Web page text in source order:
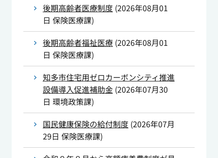
後期高齢者医療制度 (2026年08月01
日 保険医療課)
後期高齢者福祉医療(2026年08月01
日 保険医療課)
知多市住宅用ゼロカーボンシティ推進
設備導入促進補助金(2026年07月30
日 環境政策課)
国民健康保険の給付制度 (2026年07月
29日 保険医療課)